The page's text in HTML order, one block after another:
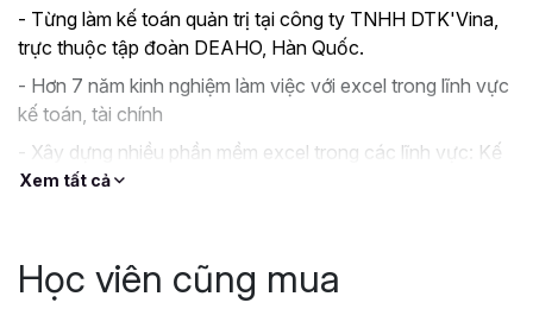
- Từng làm kế toán quản trị tại công ty TNHH DTK'Vina,
trực thuộc tập đoàn DEAHO, Hàn Quốc.
- Hơn 7 năm kinh nghiệm làm việc với excel trong lĩnh vực
kế toán, tài chính
- Xây dựng nhiều phần mềm excel trong các lĩnh vực: Kế
toán kho, kế toán công nợ, kế toán tiền lương... trong
phương án kinh doanh, quản trị dòng tiền trong doanh
nghiệp...
Xem tất cả
Học viên cũng mua